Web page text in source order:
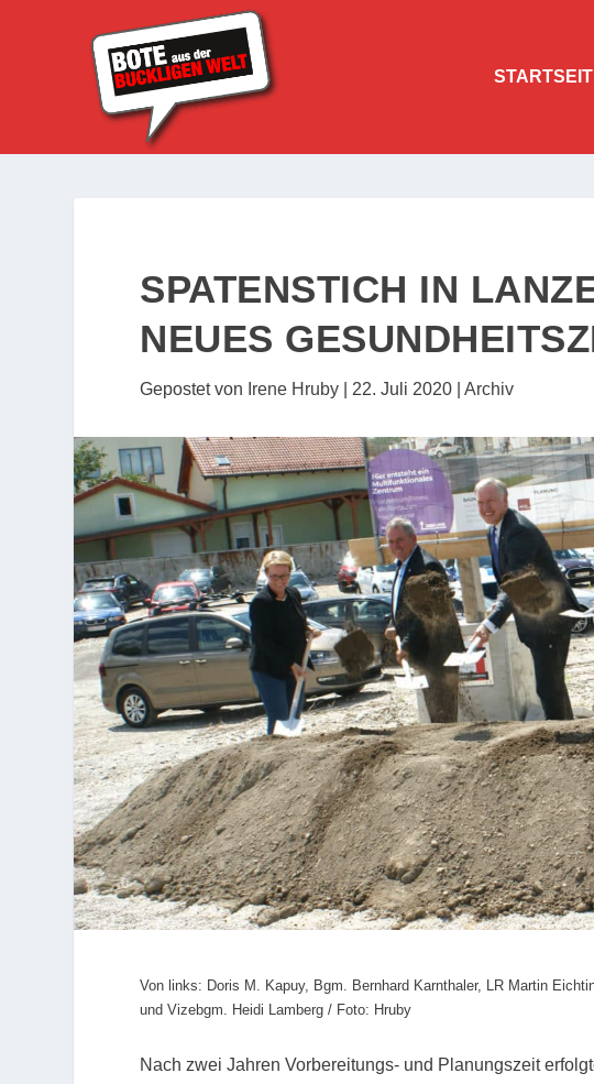
SPATENSTICH IN
NEUES
Gepostet von Irene Hruby 22. Juli 2020 |Archiv
Von links: Doris M. Kapuy, Bgm. Bernhard Karnthaler, LR Martin
und Vizebgm. Heidi Lamberg / Foto: Hruby
Nach zwei Jahren Vorbereitungs- und Planungszeit